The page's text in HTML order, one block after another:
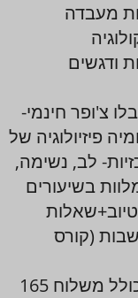
מעבדה
ודגשים
צ'ופר חינמי-
פיזיולוגיה של
לב, נשימה,
בשיעורים
(קורס
עלות הסט, כולל משלוח 165